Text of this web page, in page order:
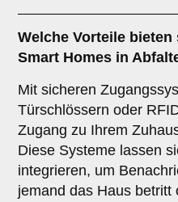
Welche Vorteile bieten
Smart Homes in
Mit sicheren
Türschlössern oder
Zugang zu Ihrem
Diese Systeme lassen
integrieren, um
jemand das Haus